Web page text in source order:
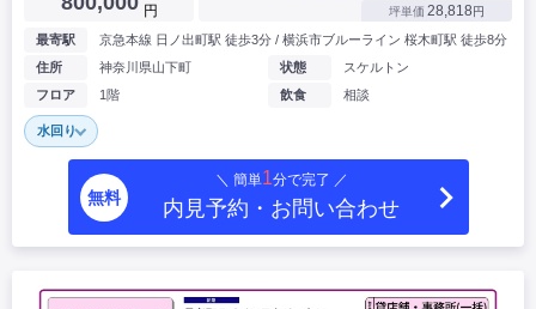
円 坪単価 28,818円
最寄駅
京急本線 ⽇ノ出町駅 徒歩3分 / 横浜市ブルーライン 桜木町駅 徒歩8分
住所
神奈川県山下町
フロア
1階
状態
スケルトン
飲食
相談
水回り
無料
＼ 簡単1分で完了 ／
内見予約・お問い合わせ